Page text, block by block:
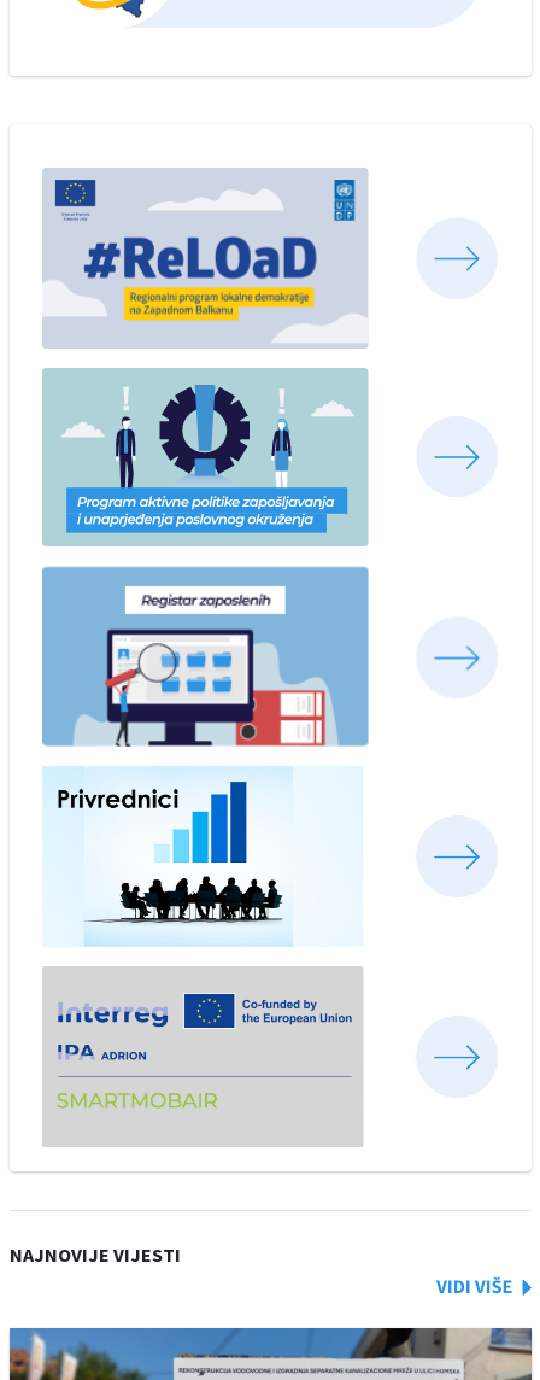
NAJNOVIJE VIJESTI